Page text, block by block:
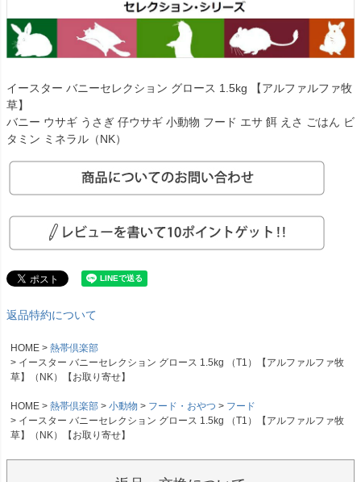
イースター バニーセレクション グロース 1.5kg 【アルファルファ牧
草】
バニー ウサギ うさぎ 仔ウサギ 小動物 フード エサ 餌 えさ ごはん ビ
タミン ミネラル（NK）
返品特約について
HOME
熱帯倶楽部
イースター バニーセレクション グロース 1.5kg （T1）【アルファルファ牧
草】（NK）【お取り寄せ】
HOME 熱帯倶楽部 小動物 フード・おやつ
フード
イースター バニーセレクション グロース 1.5kg （T1）【アルファルファ牧
草】（NK）【お取り寄せ】